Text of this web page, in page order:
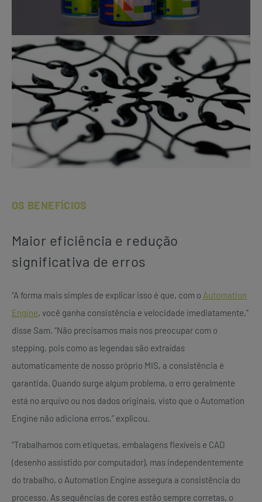
OS BENEFÍCIOS
Maior eficiência e redução
significativa de erros
“A forma mais simples de explicar isso é que, com o Automation
Engine, você ganha consistência e velocidade imediatamente,”
disse Sam. “Não precisamos mais nos preocupar com o
stepping, pois como as legendas são extraídas
automaticamente de nosso próprio MIS, a consistência é
garantida. Quando surge algum problema, o erro geralmente
está no arquivo ou nos dados originais, visto que o Automation
Engine não adiciona erros,” explicou.
“Trabalhamos com etiquetas, embalagens flexíveis e CAD
(desenho assistido por computador), mas independentemente
do trabalho, o Automation Engine assegura a consistência do
processo. As sequências de cores estão sempre corretas, o